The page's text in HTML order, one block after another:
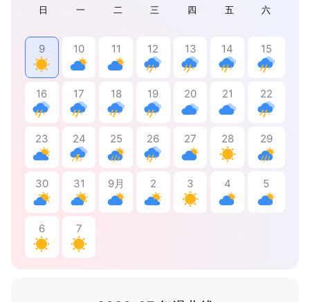
日 一 二 三 四 五 六
9 10 11 12 13 14 15
16 17 18 19 20 21 22
23 24 25 26 27 28 29
30 31 9月 2 3 4 5
6 7